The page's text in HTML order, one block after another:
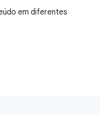
em diferentes